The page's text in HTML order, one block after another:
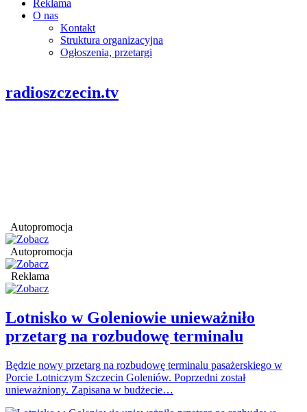
Reklama
O nas
Kontakt
Struktura organizacyjna
Ogłoszenia, przetargi
radioszczecin.tv
Autopromocja
Autopromocja
Reklama
Lotnisko w Goleniowie unieważniło
przetarg na rozbudowę terminalu
Będzie nowy przetarg na rozbudowę terminalu pasażerskiego w
Porcie Lotniczym Szczecin Goleniów. Poprzedni został
unieważniony. Zapisana w budżecie…